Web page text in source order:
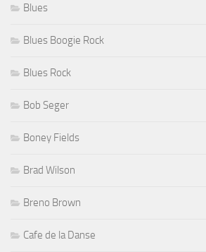
Blues
Blues Boogie Rock
Blues Rock
Bob Seger
Boney Fields
Brad Wilson
Breno Brown
Cafe de la Danse